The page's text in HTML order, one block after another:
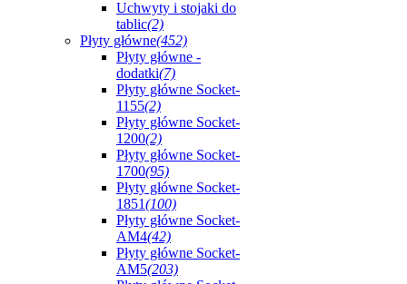
Uchwyty i stojaki do
tablic(2)
Płyty główne(452)
Płyty główne -
dodatki(7)
Płyty główne Socket-
1155(2)
Płyty główne Socket-
1200(2)
Płyty główne Socket-
1700(95)
Płyty główne Socket-
1851(100)
Płyty główne Socket-
AM4(42)
Płyty główne Socket-
AM5(203)